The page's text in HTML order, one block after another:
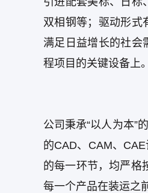
双相钢等；驱动形式
满足日益增长的社会
程项目的关键设备上。
公司秉承“以人为本”
的CAD、CAM、
的每一环节，均严格
每一个产品在装运之